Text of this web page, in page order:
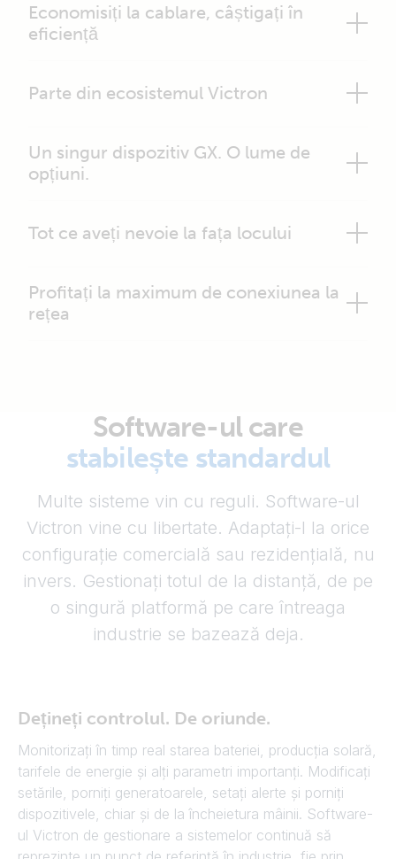
Economisiți la cablare, câștigați în
eficiență
Parte din ecosistemul Victron
Un singur dispozitiv GX. O lume de
opțiuni.
Tot ce aveți nevoie la fața locului
Profitați la maximum de conexiunea la
rețea
Software-ul care
stabilește standardul
Multe sisteme vin cu reguli. Software-ul
Victron vine cu libertate. Adaptați-l la orice
configurație comercială sau rezidențială, nu
invers. Gestionați totul de la distanță, de pe
o singură platformă pe care întreaga
industrie se bazează deja.
Dețineți controlul. De oriunde.
Monitorizați în timp real starea bateriei, producția solară,
tarifele de energie și alți parametri importanți. Modificați
setările, porniți generatoarele, setați alerte și porniți
dispozitivele, chiar și de la încheietura mâinii. Software-
ul Victron de gestionare a sistemelor continuă să